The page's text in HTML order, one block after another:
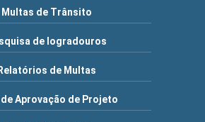
Multas de Trânsito
de logradouros
Relatórios de Multas
de Aprovação de Projeto